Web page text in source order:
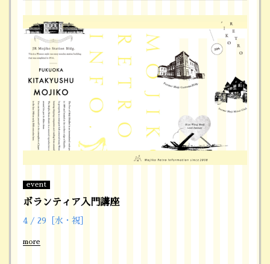
event
ボランティア入門講座
4 / 29［水・祝］
more